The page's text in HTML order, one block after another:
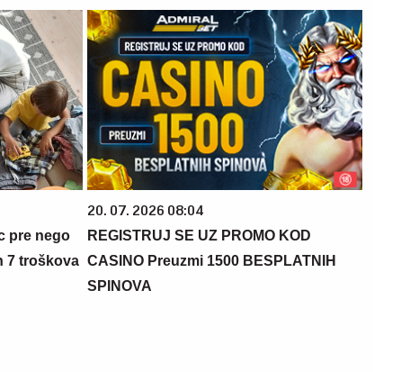
pre nego
7 troškova
20. 07. 2026 08:04
REGISTRUJ SE UZ PROMO KOD
CASINO Preuzmi 1500 BESPLATNIH
SPINOVA